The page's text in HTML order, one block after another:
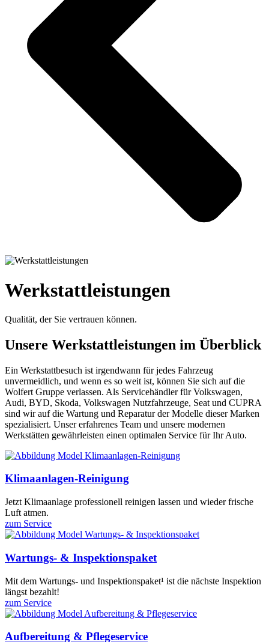
Werkstattleistungen
Qualität, der Sie vertrauen können.
Unsere Werkstattleistungen im Überblick
Ein Werkstattbesuch ist irgendwann für jedes Fahrzeug
unvermeidlich, und wenn es so weit ist, können Sie sich auf die
Wolfert Gruppe verlassen. Als Servicehändler für Volkswagen,
Audi, BYD, Skoda, Volkswagen Nutzfahrzeuge, Seat und CUPRA
sind wir auf die Wartung und Reparatur der Modelle dieser Marken
spezialisiert. Unser erfahrenes Team und unsere modernen
Werkstätten gewährleisten einen optimalen Service für Ihr Auto.
Klimaanlagen-Reinigung
Jetzt Klimaanlage professionell reinigen lassen und wieder frische
Luft atmen.
zum Service
Wartungs- & Inspektionspaket
Mit dem Wartungs- und Inspektionspaket¹ ist die nächste Inspektion
längst bezahlt!
zum Service
Aufbereitung & Pflegeservice